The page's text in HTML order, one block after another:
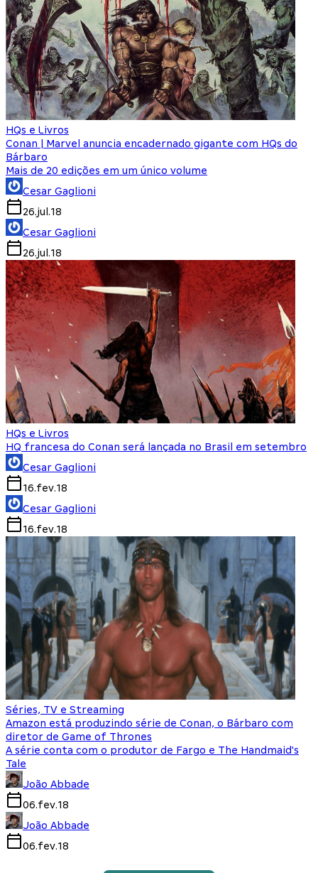
HQs e Livros
Conan | Marvel anuncia encadernado gigante com HQs do
Bárbaro
Mais de 20 edições em um único volume
Cesar Gaglioni
26.jul.18
Cesar Gaglioni
26.jul.18
HQs e Livros
HQ francesa do Conan será lançada no Brasil em setembro
Cesar Gaglioni
16.fev.18
Cesar Gaglioni
16.fev.18
Séries, TV e Streaming
Amazon está produzindo série de Conan, o Bárbaro com
diretor de Game of Thrones
A série conta com o produtor de Fargo e The Handmaid's
Tale
João Abbade
06.fev.18
João Abbade
06.fev.18